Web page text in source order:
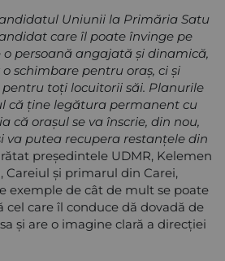
Uniunii la Primăria Satu
care îl poate învinge pe
persoană angajată și dinamică,
schimbare pentru oraș, ci și
toți locuitorii săi. Planurile
că ține legătura permanent cu
că orașul se va înscrie, din nou,
va putea recupera restanțele din
președintele UDMR, Kelemen
Careiul și primarul din Carei,
exemple de cât de mult se poate
cel care îl conduce dă dovadă de
și are o imagine clară a direcției